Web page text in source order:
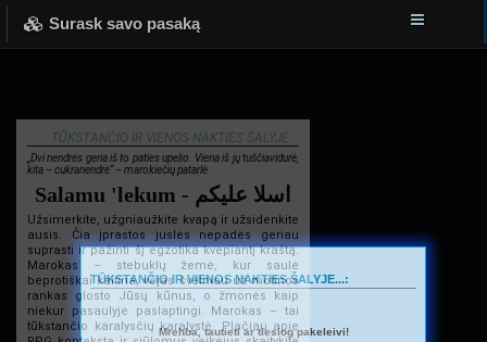
Surask savo pasaką
TŪKSTANČIO IR VIENOS NAKTIES ŠALYJE...
„Dvi nendrės geria iš to paties upelio. Viena iš jų tuščiavidurė,
kita – cukranendrė“ – marokiečių patarlė.
Salamu 'lekum - اسلا عليكم
Užsimerkite, užgniaužkite kvapą ir užsidenkite
ausis. Čia įprastos juslės nepadės geriau
suprasti ir pažinti šį egzotika kvepiantį kraštą.
Marokas – stebuklų žemė, kur saulė
beprotiškai kaitina, vėjas švelniau už motinos
rankas glosto Jūsų kūnus, o žmonės kaip
niekur pasaulyje paslaptingi. Marokas – tai
tūkstančio karalysčių karalystė. Plačiau apie
TŪKSTANČIO IR VIENOS NAKTIES ŠALYJE...:
Mrehba, tautieti ar tiesiog pakeleivi!